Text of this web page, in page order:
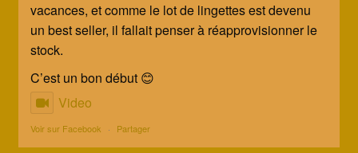
vacances, et comme le lot de lingettes est devenu
un best seller, il fallait penser à réapprovisionner le
stock.
C’est un bon début 😊
Video
Voir sur Facebook · Partager